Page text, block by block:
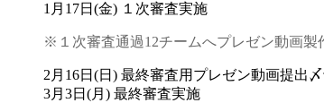
1月17日(金) １次審査実施
※１次審査通過12チームへプレゼン動画製
2月16日(日) 最終審査用プレゼン動画提出
3月3日(月) 最終審査実施